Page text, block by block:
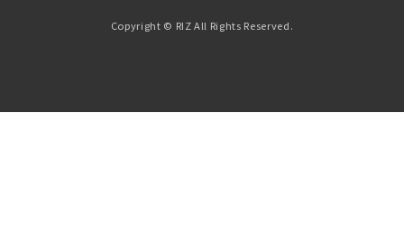
Copyright © RIZ All Rights Reserved.